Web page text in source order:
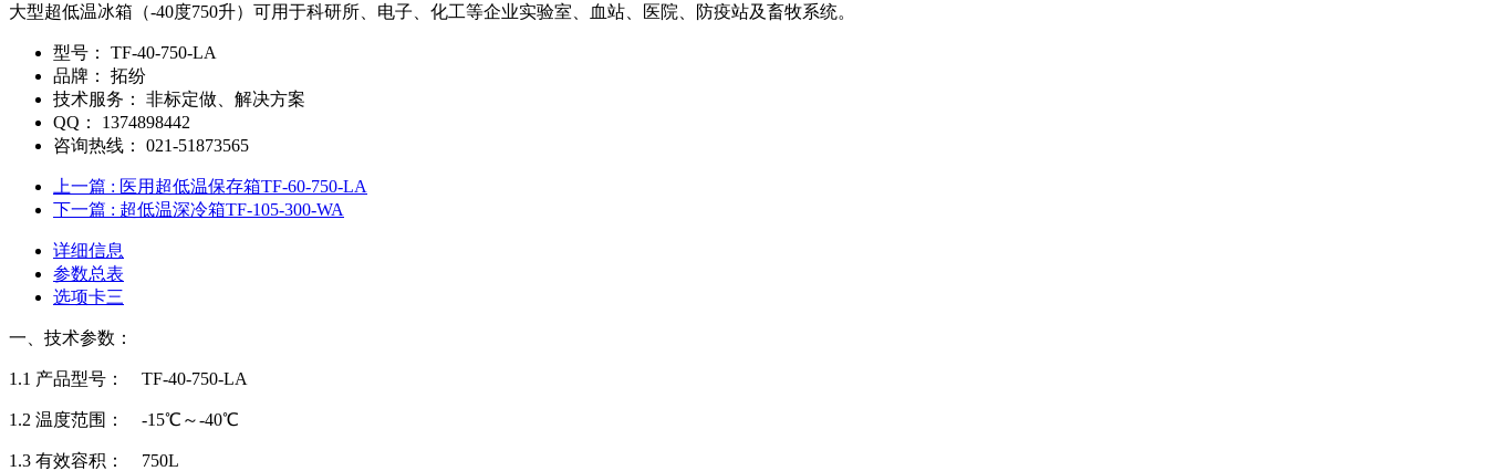
大型超低温冰箱（-40度750升）可用于科研所、电子、化工等企业实验室、血站、医院、防疫站及畜牧系统。
型号：
TF-40-750-LA
品牌：
拓纷
技术服务：
非标定做、解决方案
QQ：
1374898442
咨询热线：
021-51873565
上一篇 : 医用超低温保存箱TF-60-750-LA
下一篇 : 超低温深冷箱TF-105-300-WA
详细信息
参数总表
选项卡三
一、技术参数：
1.1 产品型号： TF-40-750-LA
1.2 温度范围： -15℃～-40℃
1.3 有效容积： 750L